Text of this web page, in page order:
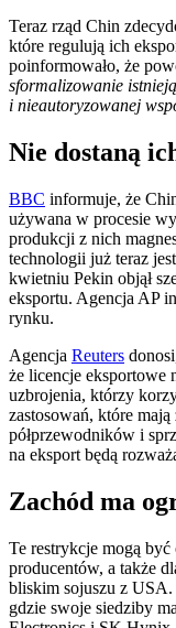
Teraz rząd Chin
które regulują ich
poinformowało, że
sformalizowanie
i nieautoryzowanej
Nie dostaną
BBC informuje, że
używana w procesie
produkcji z nich
technologii już teraz
kwietniu Pekin objął
eksportu. Agencja AP
rynku.
Agencja Reuters
że licencje eksportowe
uzbrojenia, którzy
zastosowań, które
półprzewodników i
na eksport będą
Zachód ma
Te restrykcje mogą
producentów, a także
bliskim sojuszu z USA.
gdzie swoje siedziby